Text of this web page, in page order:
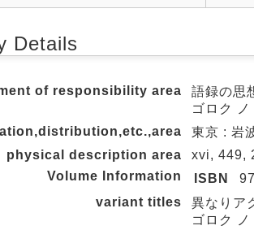
Details
of responsibility area
語録の思
ゴロク
東京 : 岩
physical description area
xvi, 449,
Volume Information
ISBN
variant titles
異なりア
ゴロク